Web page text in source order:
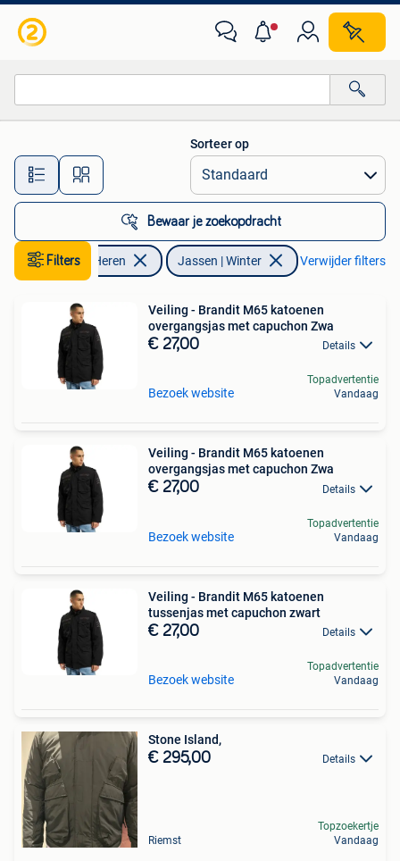
Alle afstanden…
Sorteer op
Bewaar je zoekopdracht
Filters
Kleding | Heren Jassen | Winter Verwijder filters
Veiling - Brandit M65 katoenen
overgangsjas met capuchon Zwa
€ 27,00 Details
Bezoek website
Topadvertentie
Vandaag
Veiling - Brandit M65 katoenen
overgangsjas met capuchon Zwa
€ 27,00 Details
Bezoek website
Topadvertentie
Vandaag
Veiling - Brandit M65 katoenen
tussenjas met capuchon zwart
€ 27,00 Details
Bezoek website
Topadvertentie
Vandaag
Stone Island,
€ 295,00 Details
Riemst
Topzoekertje
Vandaag